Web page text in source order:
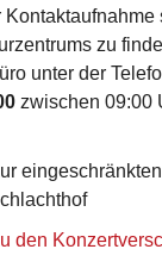
Kontaktaufnahme
zu
unter der
zwischen 09:00
den